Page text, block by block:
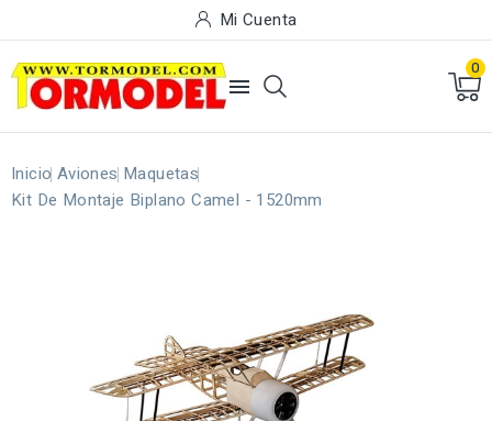
Mi Cuenta

0
Inicio Aviones Maquetas
Kit De Montaje Biplano Camel - 1520mm